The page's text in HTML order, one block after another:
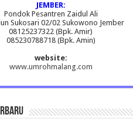
JEMBER:
Pondok Pesantren Zaidul Ali
Sukosari 02/02 Sukowono Jember
08125237322 (Bpk. Amir)
085230788718 (Bpk. Amin)
website:
www.umrohmalang.com